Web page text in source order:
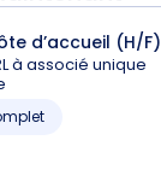
d’accueil (H/F)
à associé unique